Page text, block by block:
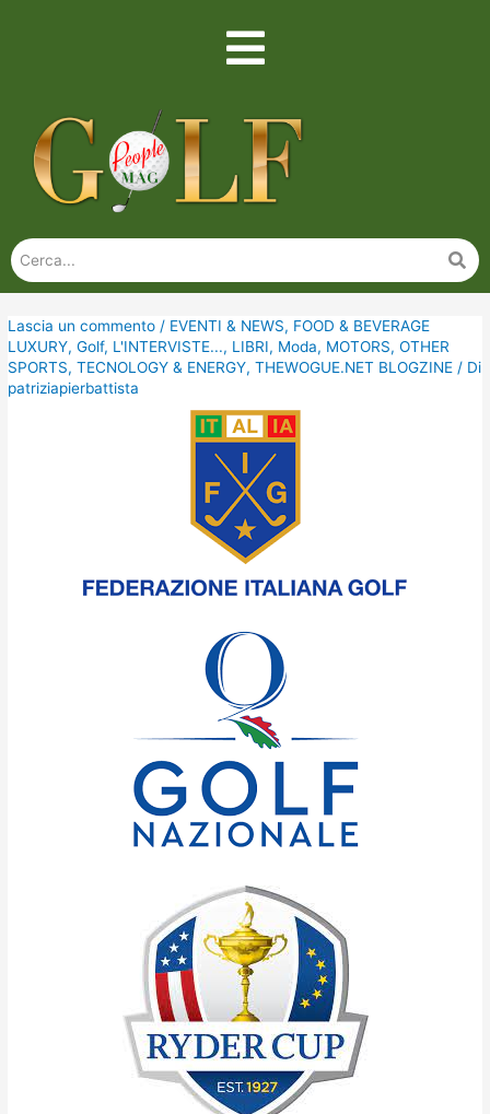
Lascia un commento / EVENTI & NEWS, FOOD & BEVERAGE
LUXURY,Golf, L'INTERVISTE..., LIBRI, Moda, MOTORS,OTHER
SPORTS,TECNOLOGY & ENERGY,THEWOGUE.NET BLOGZINE / Di
patriziapierbattista